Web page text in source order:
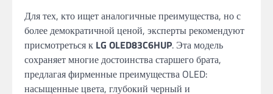
Для тех, кто ищет аналогичные преимущества, но с
более демократичной ценой, эксперты рекомендуют
присмотреться к LG OLED83C6HUP. Эта модель
сохраняет многие достоинства старшего брата,
предлагая фирменные преимущества OLED:
насыщенные цвета, глубокий черный и